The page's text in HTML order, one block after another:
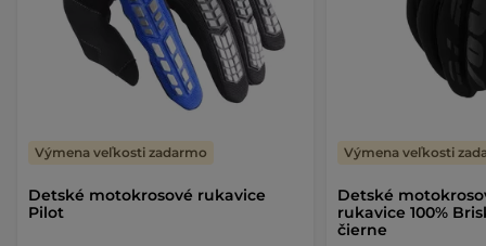
Detské motokrosové rukavice
Pilot
Výmena veľkosti zadarmo
Detské
rukavice 100%
čierne
Výmena veľkosti